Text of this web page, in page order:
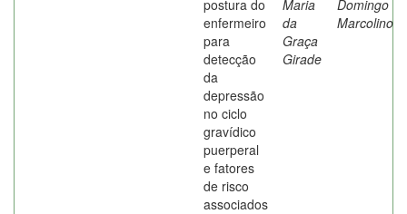
postura do
enfermeiro
para
detecção
da
depressão
no ciclo
gravídico
puerperal
e fatores
de risco
associados
Maria
da
Graça
Girade
Domingo
Marcolino